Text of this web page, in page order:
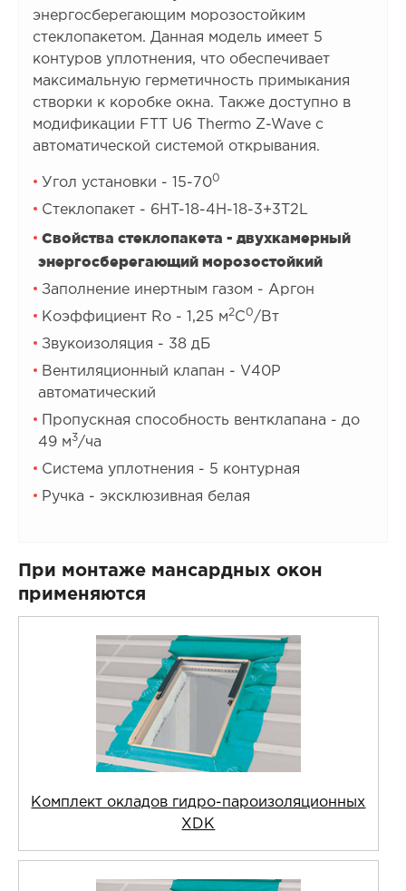
энергосберегающим морозостойким
стеклопакетом. Данная модель имеет 5
контуров уплотнения, что обеспечивает
максимальную герметичность примыкания
створки к коробке окна. Также доступно в
модификации FTT U6 Thermo Z-Wave с
автоматической системой открывания.
Угол установки - 15-700
Стеклопакет - 6HT-18-4H-18-3+3T2L
Свойства стеклопакета - двухкамерный
энергосберегающий морозостойкий
Заполнение инертным газом - Аргон
Коэффициент Rо - 1,25 м2С0/Вт
Звукоизоляция - 38 дБ
Вентиляционный клапан - V40P
автоматический
Пропускная способность вентклапана - до
49 м3/ча
Система уплотнения - 5 контурная
Ручка - эксклюзивная белая
При монтаже мансардных окон
применяются
Комплект окладов гидро-пароизоляционных
XDK